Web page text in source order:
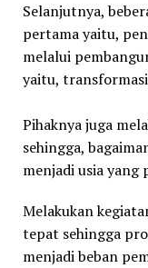
Selanjutnya,
pertama yaitu,
melalui
yaitu,
Pihaknya juga
sehingga,
menjadi usia yang
Melakukan
tepat sehingga
menjadi beban